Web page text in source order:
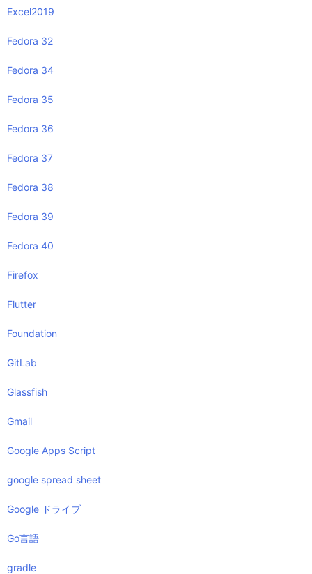
Excel2019
Fedora 32
Fedora 34
Fedora 35
Fedora 36
Fedora 37
Fedora 38
Fedora 39
Fedora 40
Firefox
Flutter
Foundation
GitLab
Glassfish
Gmail
Google Apps Script
google spread sheet
Google ドライブ
Go言語
gradle